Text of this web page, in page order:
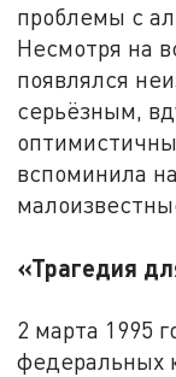
проблемы с
Несмотря на
появлялся
серьёзным,
вспоминила
«Трагедия
2 марта 1995
федеральных